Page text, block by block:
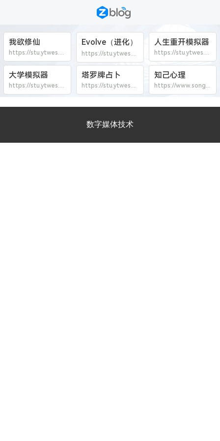
我欲修仙
https://stu.ytwes.com/?woyuxiuxian
Evolve（进化）
https://stu.ytwes.com/?evolve
人生重开模拟器
https://stu.ytwes.com/?liferestart
大学模拟器
https://stu.ytwes.com/?university
塔罗牌占卜
https://stu.ytwes.com/tlp/
知己心理
https://www.songyinuo.com/scale/
数字媒体技术